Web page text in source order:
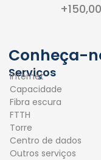
Conheça-
Serviços
Internet
Capacidade
Fibra escura
FTTH
Torre
Centro de dados
Outros serviços